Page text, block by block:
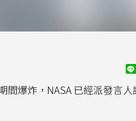
間爆炸，NASA 已經派發言人